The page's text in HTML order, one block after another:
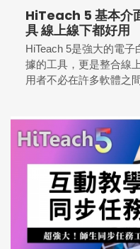
HiTeach 5 基本介
具 線上線下都好用
HiTeach 5是強大的電
據的工具，更是整合線
用者不必在許多軟體之